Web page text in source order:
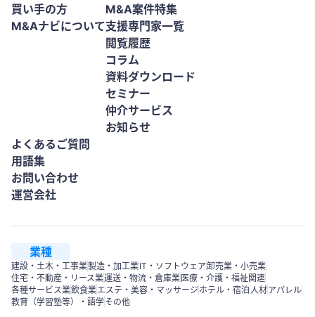
買い手の方
M&Aナビについて
M&A案件特集
支援専門家一覧
閲覧履歴
コラム
資料ダウンロード
セミナー
仲介サービス
お知らせ
よくあるご質問
用語集
お問い合わせ
運営会社
業種
建設・土木・工事業製造・加工業IT・ソフトウェア卸売業・小売業
住宅・不動産・リース業運送・物流・倉庫業医療・介護・福祉関連
各種サービス業飲食業エステ・美容・マッサージ ホテル・宿泊 人材アパレル
教育（学習塾等）・語学その他